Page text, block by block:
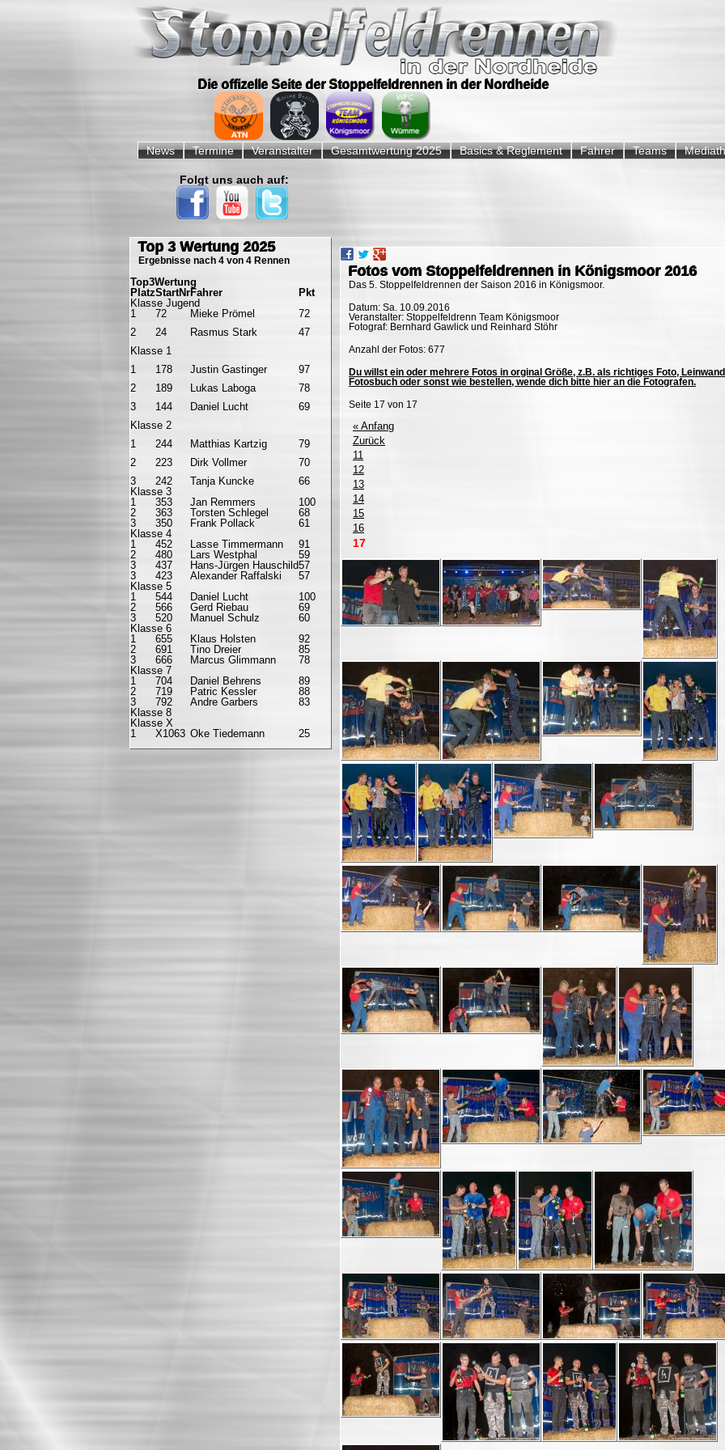
Die offizelle Seite der Stoppelfeldrennen in der Nordheide
überspringen
News Termine Veranstalter Gesamtwertung 2025 Basics & Reglement Fahrer Teams
Fotos vom Stoppelfeldrennen in Königsmoor 2016
Das 5. Stoppelfeldrennen der Saison 2016 in Königsmoor.
Datum: Sa. 10.09.2016
Veranstalter: Stoppelfeldrenn Team Königsmoor
Fotograf: Bernhard Gawlick und Reinhard Stöhr
Anzahl der Fotos: 677
Du willst ein oder mehrere Fotos in orginal Größe, z.B. als richtiges Foto,
Fotosbuch oder sonst wie bestellen, wende dich bitte hier an die Fotografen.
Seite 17 von 17
« Anfang
Zurück
11
12
13
14
15
16
17
Folgt uns auch auf:
Top 3 Wertung 2025
Ergebnisse nach 4 von 4 Rennen
Top3Wertung
PlatzStartNrFahrer
Pkt
Klasse Jugend
1
72 Mieke Prömel
72
2
24 Rasmus Stark
47
Klasse 1
1
178 Justin Gastinger
97
2
189 Lukas Laboga
78
3
144 Daniel Lucht
69
Klasse 2
1
244 Matthias Kartzig
79
2
223 Dirk Vollmer
70
3
242 Tanja Kuncke
66
Klasse 3
1
353 Jan Remmers
100
2
363 Torsten Schlegel
68
3
350 Frank Pollack
61
Klasse 4
1
452 Lasse Timmermann
91
2
480 Lars Westphal
59
3
437 Hans-Jürgen Hauschild57
3
423 Alexander Raffalski
57
Klasse 5
1
544 Daniel Lucht
100
2
566 Gerd Riebau
69
3
520 Manuel Schulz
60
Klasse 6
1
655 Klaus Holsten
92
2
691 Tino Dreier
85
3
666 Marcus Glimmann
78
Klasse 7
1
704 Daniel Behrens
89
2
719 Patric Kessler
88
3
792 Andre Garbers
83
Klasse 8
Klasse X
1
X1063 Oke Tiedemann 25